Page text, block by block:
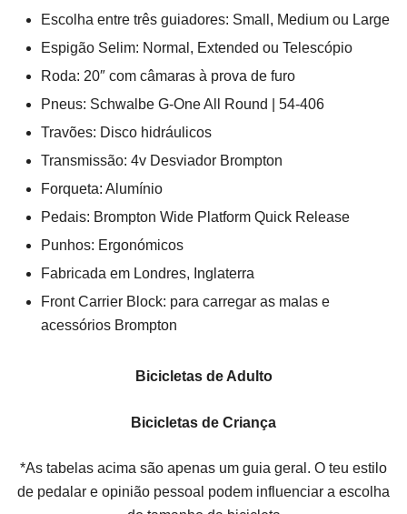
Escolha entre três guiadores: Small, Medium ou Large
Espigão Selim: Normal, Extended ou Telescópio
Roda: 20″ com câmaras à prova de furo
Pneus: Schwalbe G-One All Round | 54-406
Travões: Disco hidráulicos
Transmissão: 4v Desviador Brompton
Forqueta: Alumínio
Pedais: Brompton Wide Platform Quick Release
Punhos: Ergonómicos
Fabricada em Londres, Inglaterra
Front Carrier Block: para carregar as malas e
acessórios Brompton
Bicicletas de Adulto
Bicicletas de Criança
*As tabelas acima são apenas um guia geral. O teu estilo
de pedalar e opinião pessoal podem influenciar a escolha